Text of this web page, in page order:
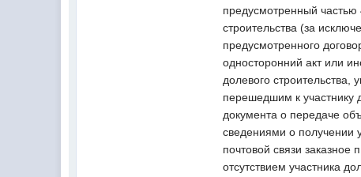
предусмотренный частью
строительства (за
предусмотренного
односторонний акт или
долевого строительства,
перешедшим к участнику
документа о передаче
сведениями о получении
почтовой связи заказное
отсутствием участника